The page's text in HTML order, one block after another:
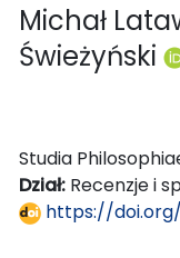
Michał
Świeżyński
Studia
Dział: Recenzje i
https://doi.org/